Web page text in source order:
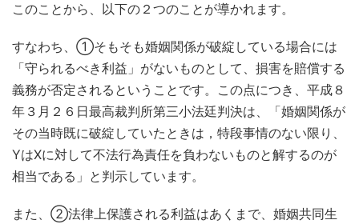
このことから、以下の２つのことが導かれます。
すなわち、①そもそも婚姻関係が破綻している場合には
「守られるべき利益」がないものとして、損害を賠償する
義務が否定されるということです。この点につき、平成８
年３月２６日最高裁判所第三小法廷判決は、「婚姻関係が
その当時既に破綻していたときは，特段事情のない限り、
YはXに対して不法行為責任を負わないものと解するのが
相当である」と判示しています。
また、②法律上保護される利益はあくまで、婚姻共同生